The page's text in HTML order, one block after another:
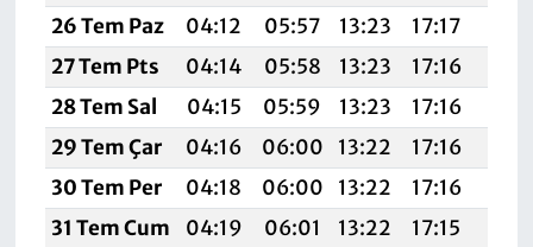
26 Tem Paz
04:12 05:57 13:23 17:17
27 Tem Pts
04:14 05:58 13:23 17:16
28 Tem Sal
04:15 05:59 13:23 17:16
29 Tem Çar
04:16 06:00 13:22 17:16
30 Tem Per
04:18 06:00 13:22 17:16
31 Tem Cum
04:19 06:01 13:22 17:15